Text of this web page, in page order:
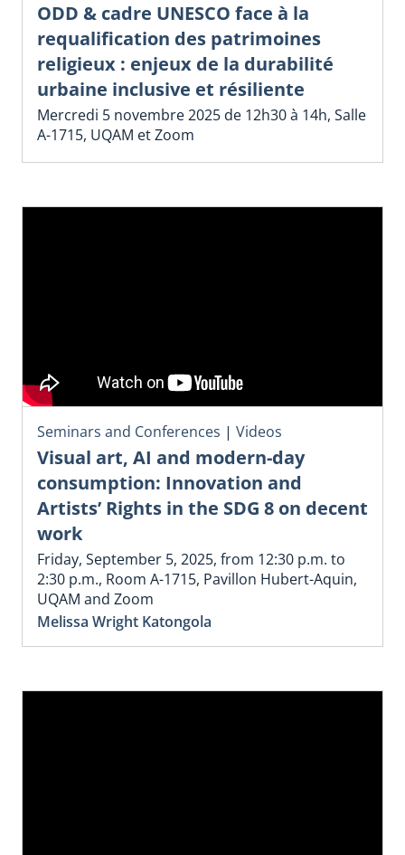
ODD & cadre UNESCO face à la
requalification des patrimoines
religieux : enjeux de la durabilité
urbaine inclusive et résiliente
Mercredi 5 novembre 2025 de 12h30 à 14h, Salle
A-1715, UQAM et Zoom
Seminars and Conferences | Videos
Visual art, AI and modern-day
consumption: Innovation and
Artists’ Rights in the SDG 8 on decent
work
Friday, September 5, 2025, from 12:30 p.m. to
2:30 p.m., Room A-1715, Pavillon Hubert-Aquin,
UQAM and Zoom
Melissa Wright Katongola